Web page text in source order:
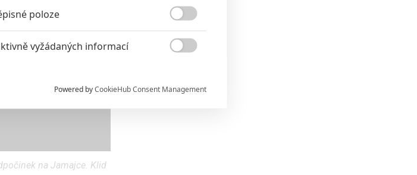
na Jamajce. Klid
poloze
vyžádaných informací
v zařízení

a měření reklamy
Powered byCookieHub Consent Management